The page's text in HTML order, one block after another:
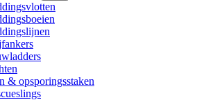
& opsporingsstaken